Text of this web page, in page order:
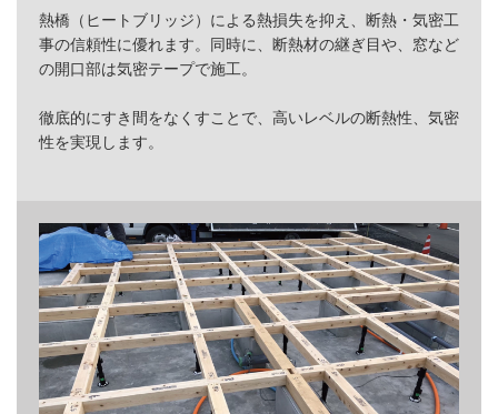
熱橋（ヒートブリッジ）による熱損失を抑え、断熱・気密工
事の信頼性に優れます。
同時に、断熱材の継ぎ目や、窓など
の開口部は気密テープで施工。
徹底的にすき間をなくすことで、高いレベルの断熱性、気密
性を実現します。